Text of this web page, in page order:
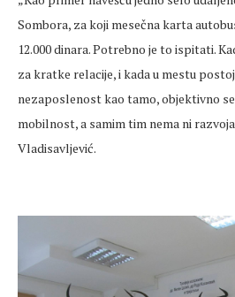
Sombora, za koji mesečna karta
12.000 dinara. Potrebno je to ispitati.
za kratke relacije, i kada u mestu
nezaposlenost kao tamo, objektivno
mobilnost, a samim tim nema ni
Vladisavljević.